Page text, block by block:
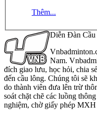
Thêm...
Diễn Đàn
Nam.
đích giao lưu, học hỏi, chia
đến cầu lông. Chúng tôi sẽ
do thành viên đưa lên trừ
soát chặt chẽ các luồng
nghiệm, chờ giấy phép